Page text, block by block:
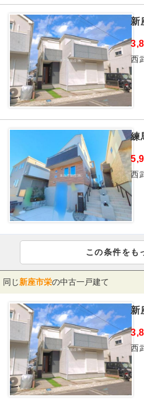
新
西
練
西
この条件をも
同じ新座市栄の中古一戸建て
新
西